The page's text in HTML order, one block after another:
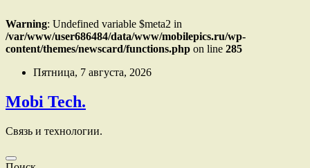
Warning: Undefined variable $meta2 in
/var/www/user686484/data/www/mobilepics.ru/wp-
content/themes/newscard/functions.php on line 285
Перейти
содержимому
Пятница, 7 августа, 2026
Mobi Tech.
Связь и технологии.